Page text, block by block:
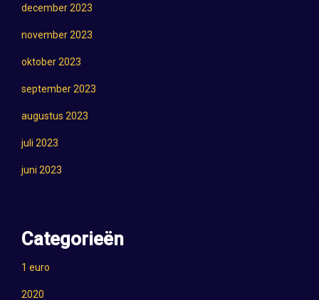
december 2023
november 2023
oktober 2023
september 2023
augustus 2023
juli 2023
juni 2023
Categorieën
1 euro
2020